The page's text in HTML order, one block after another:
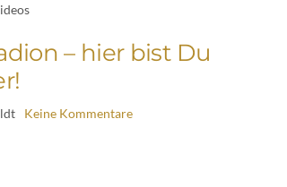
– hier bist Du
Keine Kommentare